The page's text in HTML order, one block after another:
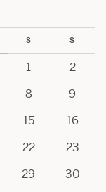
S S
1
2
8
9
15
16
22
23
29
30